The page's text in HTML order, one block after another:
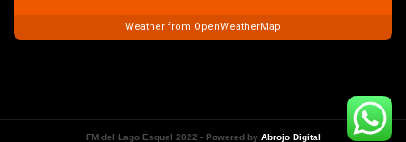
Weather from OpenWeatherMap
FM del Lago Esquel 2022 - Powered by Abrojo Digital